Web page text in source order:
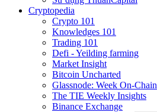
Cryptopedia
Crypto 101
Knowledges 101
Trading 101
Defi - Yeilding farming
Market Insight
Bitcoin Uncharted
Glassnode: Week On-Chain
The TIE Weekly Insights
Binance Exchange